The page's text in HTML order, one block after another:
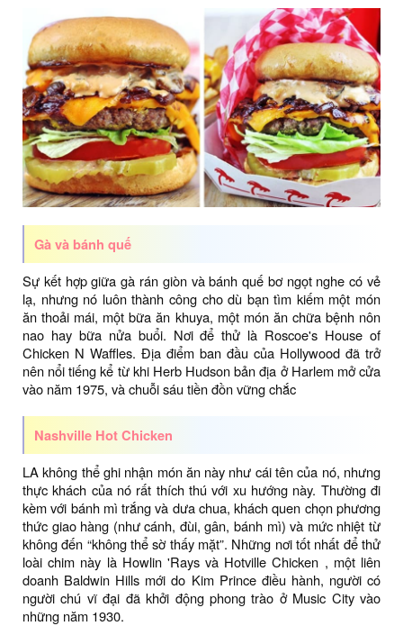
Gà và bánh quế
Sự kết hợp giữa gà rán giòn và bánh quế bơ ngọt nghe có vẻ
lạ, nhưng nó luôn thành công cho dù bạn tìm kiếm một món
ăn thoải mái, một bữa ăn khuya, một món ăn chữa bệnh nôn
nao hay bữa nửa buổi. Nơi để thử là Roscoe's House of
Chicken N Waffles. Địa điểm ban đầu của Hollywood đã trở
nên nổi tiếng kể từ khi Herb Hudson bản địa ở Harlem mở cửa
vào năm 1975, và chuỗi sáu tiền đồn vững chắc
Nashville Hot Chicken
LA không thể ghi nhận món ăn này như cái tên của nó, nhưng
thực khách của nó rất thích thú với xu hướng này. Thường đi
kèm với bánh mì trắng và dưa chua, khách quen chọn phương
thức giao hàng (như cánh, đùi, gân, bánh mì) và mức nhiệt từ
không đến “không thể sờ thấy mặt”. Những nơi tốt nhất để thử
loài chim này là Howlin 'Rays và Hotville Chicken , một liên
doanh Baldwin Hills mới do Kim Prince điều hành, người có
người chú vĩ đại đã khởi động phong trào ở Music City vào
những năm 1930.